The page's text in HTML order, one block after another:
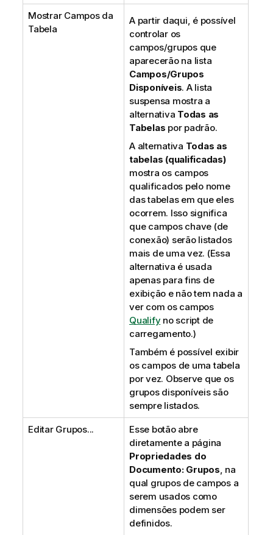
Mostrar Campos da
Tabela
A partir daqui, é possível
controlar os
campos/grupos que
aparecerão na lista
Campos/Grupos
Disponíveis. A lista
suspensa mostra a
alternativa Todas as
Tabelas por padrão.
A alternativa Todas as
tabelas (qualificadas)
mostra os campos
qualificados pelo nome
das tabelas em que eles
ocorrem. Isso significa
que campos chave (de
conexão) serão listados
mais de uma vez. (Essa
alternativa é usada
apenas para fins de
exibição e não tem nada a
ver com os campos
Qualifyno script de
carregamento.)
Também é possível exibir
os campos de uma tabela
por vez. Observe que os
grupos disponíveis são
sempre listados.
Editar Grupos...
Esse botão abre
diretamente a página
Propriedades do
Documento: Grupos, na
qual grupos de campos a
serem usados como
dimensões podem ser
definidos.